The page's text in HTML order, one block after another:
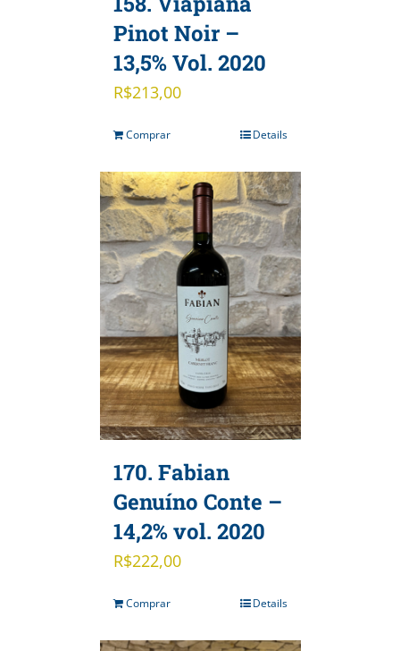
Pinot Noir –
13,5% Vol. 2020
R$213,00
Comprar Details
170. Fabian
Genuíno Conte –
14,2% vol. 2020
R$222,00
Comprar Details